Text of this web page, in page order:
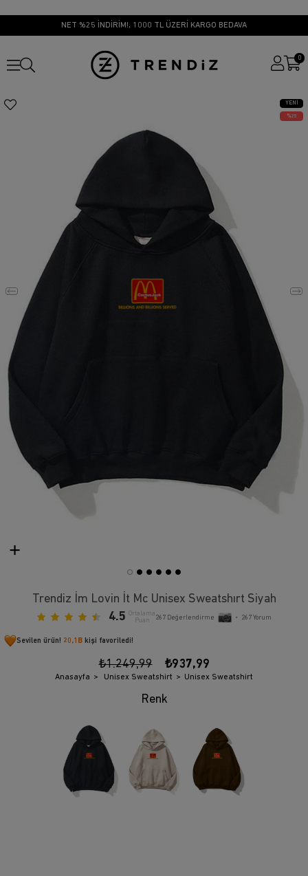
NET %25 İNDİRİM!, 1000 TL ÜZERİ KARGO BEDAVA
0
YENI
ÜRÜN
25
Trendiz İm Lovin İt Mc Unisex Sweatshırt Siyah
4.5 Ortalama
Puan
267 Değerlendirme • 267Yorum
Sevilen ürün! 20,1B kişi favoriledi!
₺1.249,99 ₺937,99
Anasayfa Unisex Sweatshirt Unisex Sweatshirt